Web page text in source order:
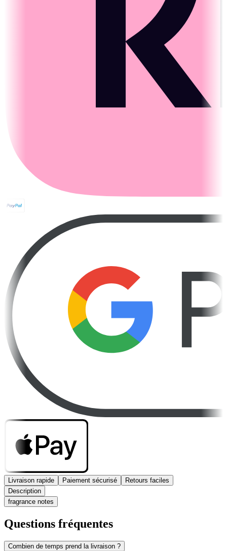
Livraison rapide Paiement sécurisé
Retours faciles
Description
fragrance notes
Questions fréquentes
Combien de temps prend la livraison ?